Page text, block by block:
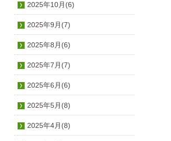
2025年10月(6)
2025年9月(7)
2025年8月(6)
2025年7月(7)
2025年6月(6)
2025年5月(8)
2025年4月(8)